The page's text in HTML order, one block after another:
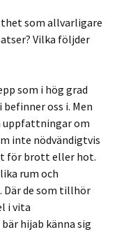
som allvarligare
Vilka följder
som i hög grad
oss i. Men
uppfattningar om
inte nödvändigtvis
för brott eller hot.
rum och
de som tillhör
i vita
hijab känna sig